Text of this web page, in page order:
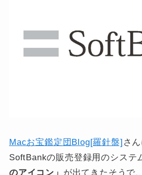
Macお宝鑑定団Blog[羅針盤] さ
SoftBankの販売登録用のシステ
のアイコン」 が出てきたそうで